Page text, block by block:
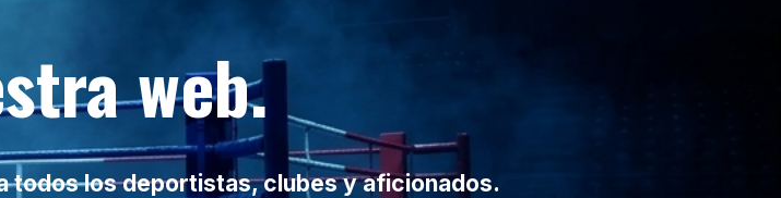
web.
todos los deportistas, clubes y aficionados.